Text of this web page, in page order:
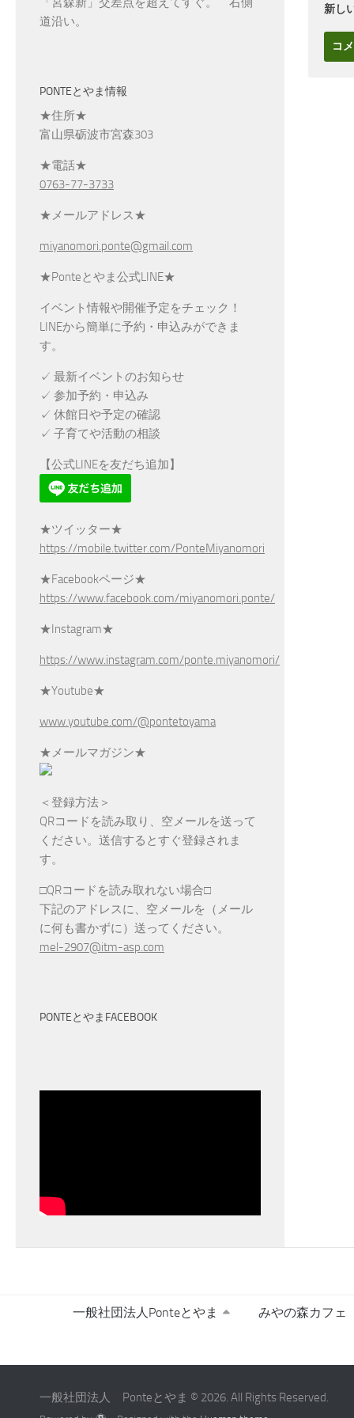
新し
道沿い。
PONTEとやま情報
★住所★
富山県砺波市宮森303
★電話★
0763-77-3733
★メールアドレス★
miyanomori.ponte@gmail.com
★Ponteとやま公式LINE★
イベント情報や開催予定をチェック！
LINEから簡単に予約・申込みができま
す。
✓ 最新イベントのお知らせ
✓ 参加予約・申込み
✓ 休館日や予定の確認
✓ 子育てや活動の相談
【公式LINEを友だち追加】
★ツイッター★
https://mobile.twitter.com/PonteMiyanomori
★Facebookページ★
https://www.facebook.com/miyanomori.ponte/
★Instagram★
https://www.instagram.com/ponte.miyanomori/
★Youtube★
www.youtube.com/@pontetoyama
★メールマガジン★
＜登録方法＞
QRコードを読み取り、空メールを送って
ください。送信するとすぐ登録されま
す。
□QRコードを読み取れない場合□
下記のアドレスに、空メールを（メール
に何も書かずに）送ってください。
mel-2907@itm-asp.com
PONTEとやまFACEBOOK
一般社団法人Ponteとやま みやの森カフェ
一般社団法人 Ponteとやま © 2026. All Rights Reserved.